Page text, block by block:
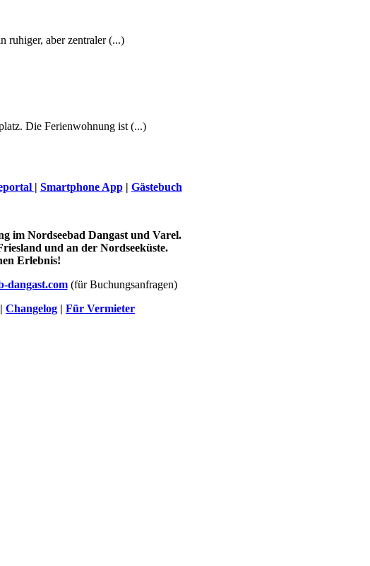
ruhiger, aber zentraler (...)
Die Ferienwohnung ist (...)
| Smartphone App| Gästebuch
im Nordseebad Dangast und Varel.
und an der Nordseeküste.
Erlebnis!
dangast.com (für Buchungsanfragen)
| Changelog | Für Vermieter